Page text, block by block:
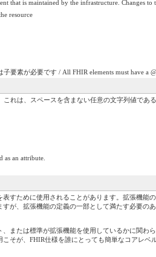
that is maintained by the infrastructure. Changes
resource
要素が必要です / All FHIR elements must have a
れは、スペースを含まない任意の文字列値である
an attribute.
すために使用されることがあります。拡張機
が、拡張機能の定義の一部として満たす必要のあ
または標準が拡張機能を使用しているかに関
そが、FHIR仕様を誰にとっても簡単なコアレベ